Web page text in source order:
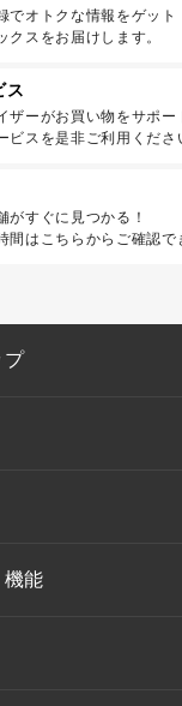
でオトクな情報をゲット
クスをお届けします。
ス
ザーがお買い物をサポー
ビスを是非ご利用くださ
がすぐに見つかる！
間はこちらからご確認で
プ
能